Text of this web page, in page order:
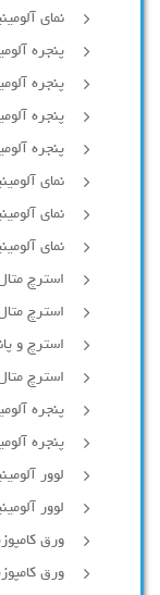
نمای
پنجره
پنجره
پنجره
پنجره
نمای
نمای
نمای
استرچ
استرچ
استرچ و
استرچ
پنجره
پنجره
لوور
لوور
ورق
ورق